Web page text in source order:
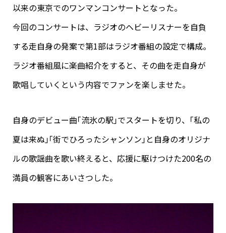
以来の東京でのワンマンコンサートとなった。
今回のコンサートは、ラジオのヘビーリスナーを自負
する走自身の発案で第1部はラジオ番組の設定で構成。
ラジオ番組風に楽曲紹介をすると、その曲を走自身が
歌唱していくという内容でファンを楽しませた。
自身のデビュー曲｢流氷の駅｣でスタートを切り、｢私の
夏は来ぬ｣｢街でひろったシャンソン｣と自身のオリジナ
ルの歌謡曲を歌い終えると、応援に駆けつけた200名の
満員の観客にあいさつした。